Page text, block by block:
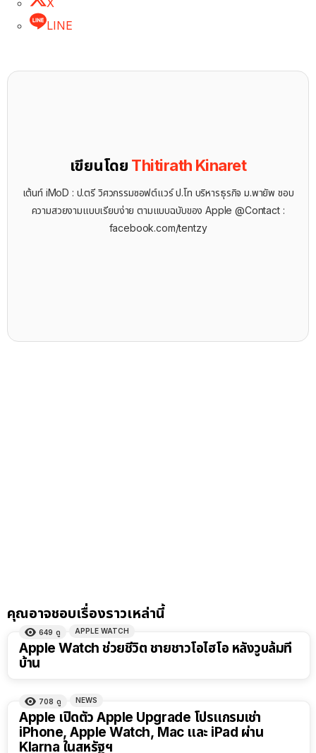
X
LINE
เขียนโดย Thitirath Kinaret
เต้นท์ iMoD : ป.ตรี วิศวกรรมซอฟต์แวร์ ป.โท บริหารธุรกิจ ม.พายัพ ชอบ
ความสวยงามแบบเรียบง่าย ตามแบบฉบับของ Apple @Contact :
facebook.com/tentzy
คุณอาจชอบเรื่องราวเหล่านี้
649 ดู APPLE WATCH
Apple Watch ช่วยชีวิต ชายชาวโอไฮโอ หลังวูบล้มที่
บ้าน
708 ดู NEWS
Apple เปิดตัว Apple Upgrade โปรแกรมเช่า
iPhone, Apple Watch, Mac และ iPad ผ่าน
Klarna ในสหรัฐฯ